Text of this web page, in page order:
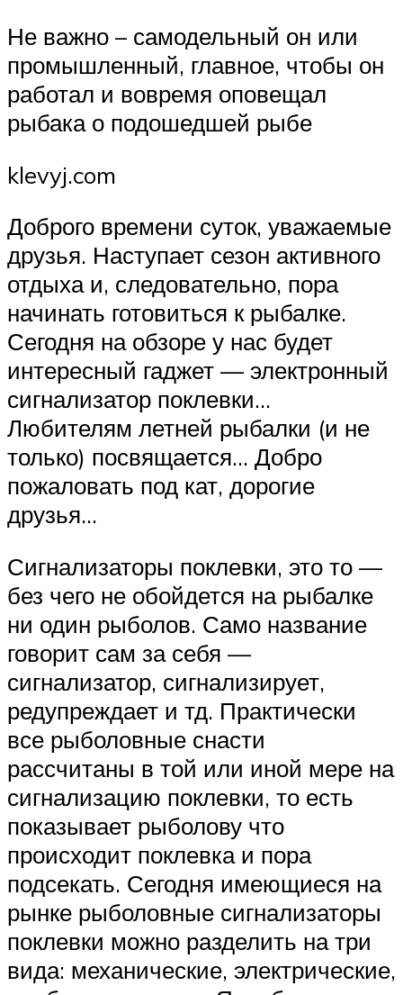
Не важно – самодельный он или
промышленный, главное, чтобы он
работал и вовремя оповещал
рыбака о подошедшей рыбе
klevyj.com
Доброго времени суток, уважаемые
друзья. Наступает сезон активного
отдыха и, следовательно, пора
начинать готовиться к рыбалке.
Сегодня на обзоре у нас будет
интересный гаджет — электронный
сигнализатор поклевки…
Любителям летней рыбалки (и не
только) посвящается… Добро
пожаловать под кат, дорогие
друзья…
Сигнализаторы поклевки, это то —
без чего не обойдется на рыбалке
ни один рыболов. Само название
говорит сам за себя —
сигнализатор, сигнализирует,
редупреждает и тд. Практически
все рыболовные снасти
рассчитаны в той или иной мере на
сигнализацию поклевки, то есть
показывает рыболову что
происходит поклевка и пора
подсекать. Сегодня имеющиеся на
рынке рыболовные сигнализаторы
поклевки можно разделить на три
вида: механические, электрические,